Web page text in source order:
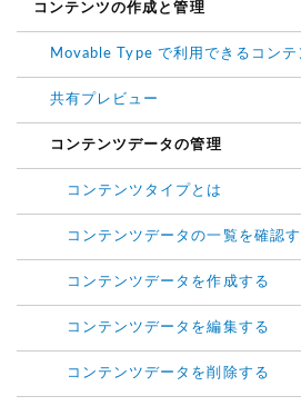
コンテンツの作成と管理
Movable Type で利用できるコンテ
共有プレビュー
コンテンツデータの管理
コンテンツタイプとは
コンテンツデータの一覧を確認
コンテンツデータを作成する
コンテンツデータを編集する
コンテンツデータを削除する